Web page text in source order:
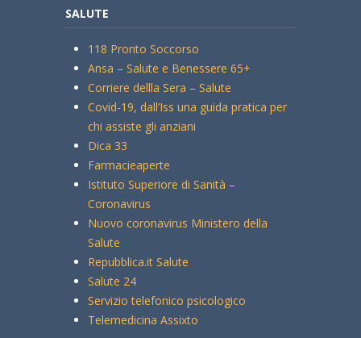
SALUTE
118 Pronto Soccorso
Ansa – Salute e Benessere 65+
Corriere dellla Sera – Salute
Covid-19, dall’Iss una guida pratica per
chi assiste gli anziani
Dica 33
Farmacieaperte
Istituto Superiore di Sanità –
Coronavirus
Nuovo coronavirus Ministero della
Salute
Repubblica.it Salute
Salute 24
Servizio telefonico psicologico
Telemedicina Assixto